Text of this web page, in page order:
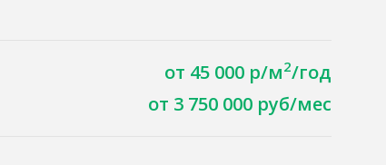
от 45 000 р/м2/год
от 3 750 000 руб/мес